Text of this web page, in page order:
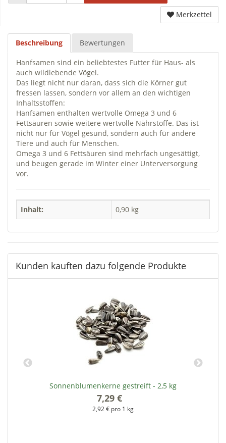
Merkzettel
Beschreibung Bewertungen
Hanfsamen sind ein beliebtestes Futter für Haus- als
auch wildlebende Vögel.
Das liegt nicht nur daran, dass sich die Körner gut
fressen lassen, sondern vor allem an den wichtigen
Inhaltsstoffen:
Hanfsamen enthalten wertvolle Omega 3 und 6
Fettsäuren sowie weitere wertvolle Nährstoffe. Das ist
nicht nur für Vögel gesund, sondern auch für andere
Tiere und auch für Menschen.
Omega 3 und 6 Fettsäuren sind mehrfach ungesättigt,
und beugen gerade im Winter einer Unterversorgung
vor.
Inhalt: 0,90 kg
Kunden kauften dazu folgende Produkte
Sonnenblumenkerne gestreift - 2,5 kg
7,29 €
2,92 € pro 1 kg